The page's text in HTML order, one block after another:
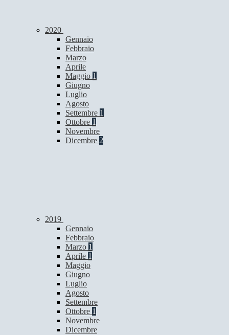
2020
Gennaio
Febbraio
Marzo
Aprile
Maggio 1
Giugno
Luglio
Agosto
Settembre 1
Ottobre 1
Novembre
Dicembre 2
2019
Gennaio
Febbraio
Marzo 1
Aprile 1
Maggio
Giugno
Luglio
Agosto
Settembre
Ottobre 1
Novembre
Dicembre